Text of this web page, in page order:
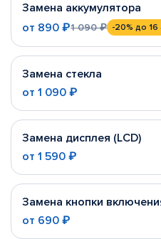
Замена аккумулятора
от 890 ₽1 090 ₽ -20% до 16
Замена стекла
от 1 090 ₽
Замена дисплея (LCD)
от 1 590 ₽
Замена кнопки
от 690 ₽